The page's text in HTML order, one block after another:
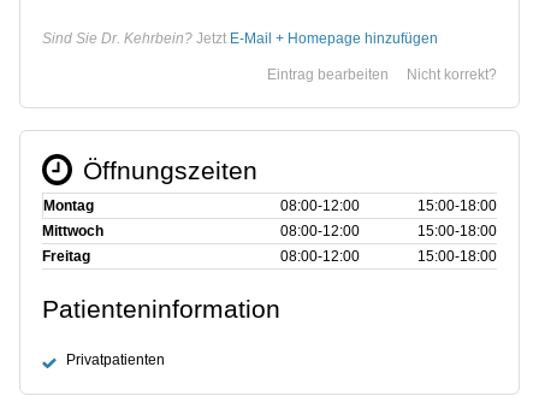
Sind Sie Dr. Kehrbein? Jetzt E-Mail + Homepage hinzufügen
Nicht korrekt?
Eintrag bearbeiten
Öffnungszeiten
Montag 08:00‑12:00
15:00‑18:00
Mittwoch
08:00‑12:00
15:00‑18:00
Freitag
08:00‑12:00 15:00‑18:00
Patienteninformation
Privatpatienten